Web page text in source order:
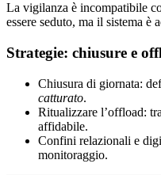
La vigilanza è incompatibile
essere seduto, ma il sistema è
Strategie: chiusure e
Chiusura di giornata:
catturato.
Ritualizzare l’offload:
affidabile.
Confini relazionali e
monitoraggio.